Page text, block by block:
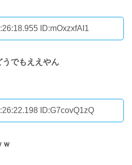
ID:mOxzxfAI1
でもええやん
ID:G7covQ1zQ
ｗ